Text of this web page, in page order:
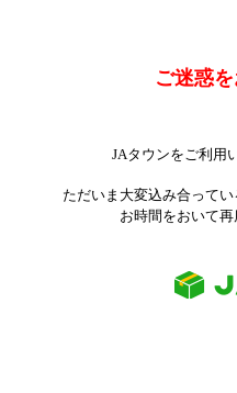
ご迷惑
JAタウンをご利用
ただいま大変込み合って
お時間をおいて